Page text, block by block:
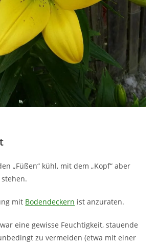
„Füßen“ kühl, mit dem „Kopf“ aber
mit Bodendeckern ist anzuraten.
eine gewisse Feuchtigkeit, stauende
zu vermeiden (etwa mit einer